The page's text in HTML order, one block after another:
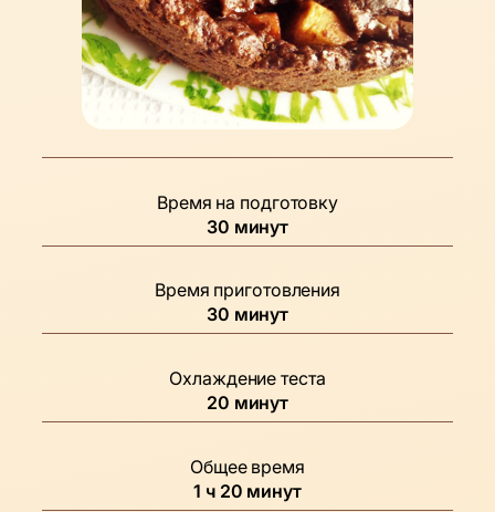
Время на подготовку
30минуты
минут
Время приготовления
30минуты
минут
Охлаждение теста
20минуты
минут
Общее время
1час
ч 20минуты
минут